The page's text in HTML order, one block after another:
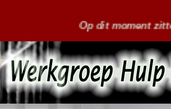
Op dit moment zitten tientallen